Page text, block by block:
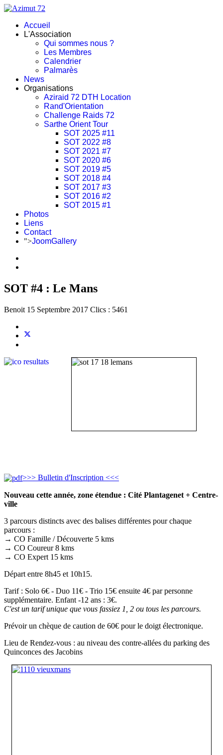
Accueil
L'Association
Qui sommes nous ?
Les Membres
Calendrier
Palmarès
News
Organisations
Aziraid 72 DTH Location
Rand'Orientation
Challenge Raids 72
Sarthe Orient Tour
SOT 2025 #11
SOT 2022 #8
SOT 2021 #7
SOT 2020 #6
SOT 2019 #5
SOT 2018 #4
SOT 2017 #3
SOT 2016 #2
SOT 2015 #1
Photos
Liens
Contact
">JoomGallery
SOT #4 : Le Mans
Benoit 15 Septembre 2017 Clics : 5461
>>> Bulletin d'Inscription <<<
Nouveau cette année, zone étendue : Cité Plantagenet + Centre-
ville
3 parcours distincts avec des balises différentes pour chaque
parcours :
→ CO Famille / Découverte 5 kms
→ CO Coureur 8 kms
→ CO Expert 15 kms
Départ entre 8h45 et 10h15.
Tarif : Solo 6€ - Duo 11€ - Trio 15€ ensuite 4€ par personne
supplémentaire. Enfant -12 ans : 3€.
C'est un tarif unique que vous fassiez 1, 2 ou tous les parcours.
Prévoir un chèque de caution de 60€ pour le doigt électronique.
Lieu de Rendez-vous : au niveau des contre-allées du parking des
Quinconces des Jacobins